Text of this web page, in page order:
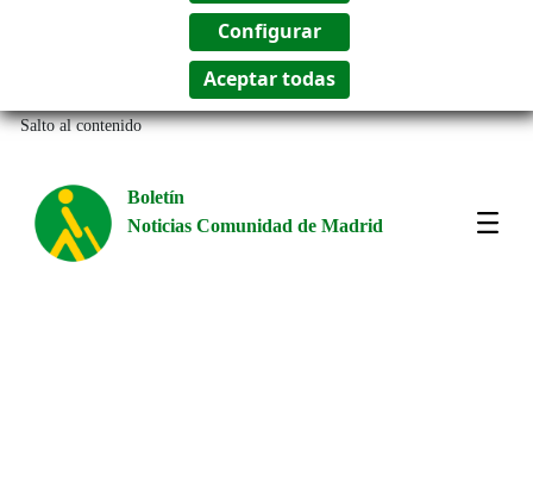
Salto al contenido
Boletín
Noticias Comunidad de Madrid